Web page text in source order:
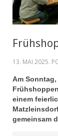
13. MAI 2025.
Am
einem
gemeinsam